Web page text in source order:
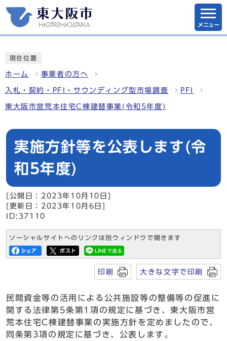
メニュー
現在位置
ホーム 事業者の方へ
入札・契約・PFI・サウンディング型市場調査 PFI
東大阪市営荒本住宅C棟建替事業(令和5年度)
実施方針等を公表します(令
和5年度)
[公開日：2023年10月10日]
[更新日：2023年10月6日]
ID:37110
ソーシャルサイトへのリンクは別ウィンドウで開きます
印刷 大きな文字で印刷
民間資金等の活用による公共施設等の整備等の促進に
関する法律第5条第1項の規定に基づき、東大阪市営
荒本住宅C棟建替事業の実施方針を定めましたので、
同条第3項の規定に基づき、公表します。